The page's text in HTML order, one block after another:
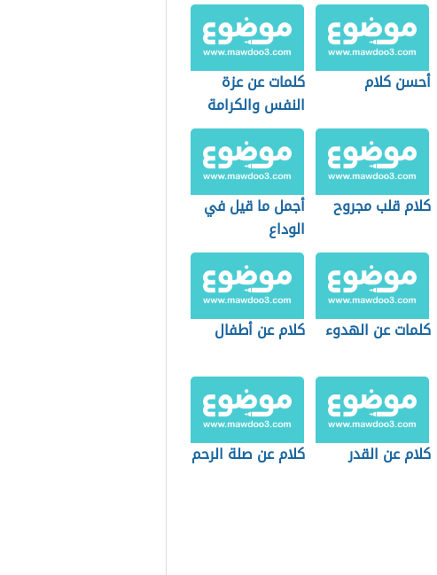
أحسن كلام
كلمات عن عزة
النفس والكرامة
كلام قلب مجروح
أجمل ما قيل في
الوداع
كلمات عن الهدوء كلام عن أطفال
كلام عن القدر كلام عن صلة الرحم